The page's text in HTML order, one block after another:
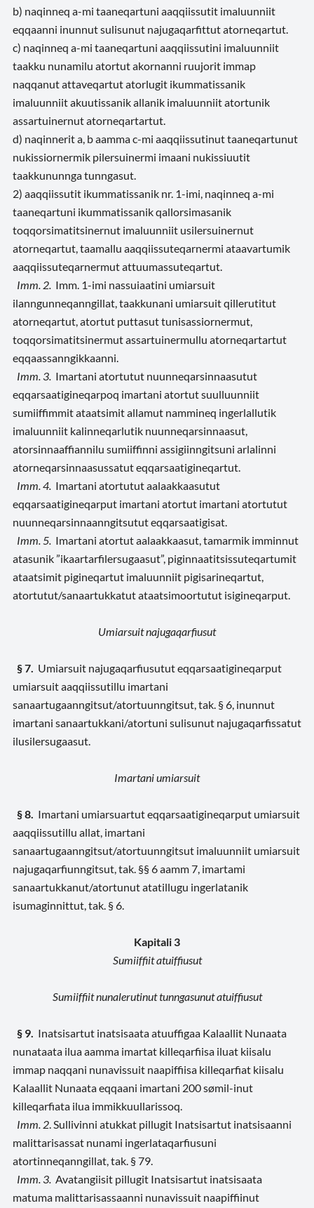
b) naqinneq a-mi taaneqartuni aaqqiissutit imaluunniit
eqqaanni inunnut sulisunut najugaqarfittut atorneqartut.
c) naqinneq a-mi taaneqartuni aaqqiissutini imaluunniit
taakku nunamilu atortut akornanni ruujorit immap
naqqanut attaveqartut atorlugit ikummatissanik
imaluunniit akuutissanik allanik imaluunniit atortunik
assartuinernut atorneqartartut.
d) naqinnerit a, b aamma c-mi aaqqiissutinut taaneqartunut
nukissiornermik pilersuinermi imaani nukissiuutit
taakkununnga tunngasut.
2) aaqqiissutit ikummatissanik nr. 1-imi, naqinneq a-mi
taaneqartuni ikummatissanik qallorsimasanik
toqqorsimatitsinernut imaluunniit usilersuinernut
atorneqartut, taamallu aaqqiissuteqarnermi ataavartumik
aaqqiissuteqarnermut attuumassuteqartut.
Imm. 2. Imm. 1-imi nassuiaatini umiarsuit
ilanngunneqanngillat, taakkunani umiarsuit qillerutitut
atorneqartut, atortut puttasut tunisassiornermut,
toqqorsimatitsinermut assartuinermullu atorneqartartut
eqqaassanngikkaanni.
Imm. 3. Imartani atortutut nuunneqarsinnaasutut
eqqarsaatigineqarpoq imartani atortut suulluunniit
sumiiffimmit ataatsimit allamut nammineq ingerlallutik
imaluunniit kalinneqarlutik nuunneqarsinnaasut,
atorsinnaaffiannilu sumiiffinni assigiinngitsuni arlalinni
atorneqarsinnaasussatut eqqarsaatigineqartut.
Imm. 4. Imartani atortutut aalaakkaasutut
eqqarsaatigineqarput imartani atortut imartani atortutut
nuunneqarsinnaanngitsutut eqqarsaatigisat.
Imm. 5. Imartani atortut aalaakkaasut, tamarmik imminnut
atasunik ”ikaartarfilersugaasut”, piginnaatitsissuteqartumit
ataatsimit pigineqartut imaluunniit pigisarineqartut,
atortutut/sanaartukkatut ataatsimoortutut isigineqarput.
Umiarsuit najugaqarfiusut
§ 7. Umiarsuit najugaqarfiusutut eqqarsaatigineqarput
umiarsuit aaqqiissutillu imartani
sanaartugaanngitsut/atortuunngitsut, tak. § 6, inunnut
imartani sanaartukkani/atortuni sulisunut najugaqarfissatut
ilusilersugaasut.
Imartani umiarsuit
§ 8. Imartani umiarsuartut eqqarsaatigineqarput umiarsuit
aaqqiissutillu allat, imartani
sanaartugaanngitsut/atortuunngitsut imaluunniit umiarsuit
najugaqarfiunngitsut, tak. §§ 6 aamm 7, imartami
sanaartukkanut/atortunut atatillugu ingerlatanik
isumaginnittut, tak. § 6.
Kapitali 3
Sumiiffiit atuiffiusut
Sumiiffiit nunalerutinut tunngasunut atuiffiusut
§ 9. Inatsisartut inatsisaata atuuffigaa Kalaallit Nunaata
nunataata ilua aamma imartat killeqarfiisa iluat kiisalu
immap naqqani nunavissuit naapiffiisa killeqarfiat kiisalu
Kalaallit Nunaata eqqaani imartani 200 sømil-inut
killeqarfiata ilua immikkuullarissoq.
Imm. 2 . Sullivinni atukkat pillugit Inatsisartut inatsisaanni
malittarisassat nunami ingerlataqarfiusuni
atortinneqanngillat, tak. § 79.
Imm. 3. Avatangiisit pillugit Inatsisartut inatsisaata
matuma malittarisassaanni nunavissuit naapiffiinut